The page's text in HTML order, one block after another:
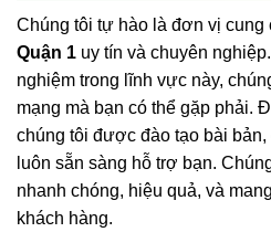
Chúng tôi tự hào là đơn vị cung
Quận 1 uy tín và chuyên
nghiệm trong lĩnh vực này,
mạng mà bạn có thể gặp phải.
chúng tôi được đào tạo bài bản,
luôn sẵn sàng hỗ trợ bạn.
nhanh chóng, hiệu quả, và
khách hàng.